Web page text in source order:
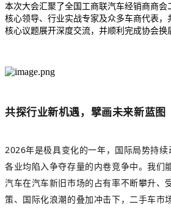
本次大会汇聚了全国工商联汽车经销商商会
核心领导、行业实战专家及众多车商代表，
核心议题展开深度交流，并顺利完成协会换
共探行业新机遇，擘画未来新蓝图
2026年是极具变化的一年，国际局势持
各业均陷入争夺存量的内卷竞争中。我们
汽车在汽车新旧市场的占有率不断攀升、
策、国际化浪潮的叠加冲击下，二手车市